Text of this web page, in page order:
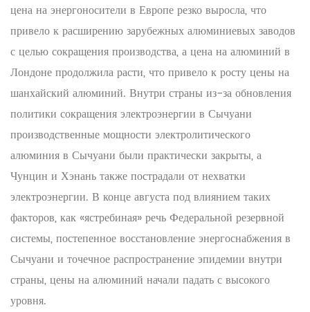
цена на энергоносители в Европе резко выросла, что
привело к расширению зарубежных алюминиевых заводов
с целью сокращения производства, а цена на алюминий в
Лондоне продолжила расти, что привело к росту цены на
шанхайский алюминий. Внутри страны из-за обновления
политики сокращения электроэнергии в Сычуани
производственные мощности электролитического
алюминия в Сычуани были практически закрыты, а
Чунцин и Хэнань также пострадали от нехватки
электроэнергии. В конце августа под влиянием таких
факторов, как «ястребиная» речь Федеральной резервной
системы, постепенное восстановление энергоснабжения в
Сычуани и точечное распространение эпидемии внутри
страны, цены на алюминий начали падать с высокого
уровня.